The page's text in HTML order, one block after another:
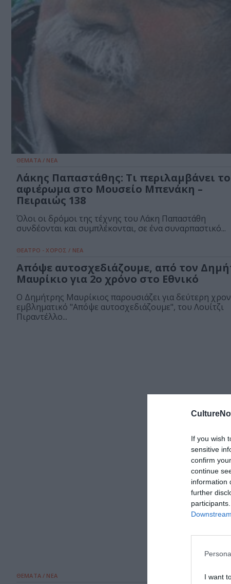
If you wish
sensitive
confirm
continue
information
further
I want
ΘΕΜΑΤΑ / ΝΕΑ
Λάκης Παπαστάθης: Τι περιλαμβάνει το
αφιέρωμα στο Μουσείο Μπενάκη –
Πειραιώς 138
Όλοι οι δρόμοι της τέχνης του Λάκη Παπαστάθη
συνδέονται και συμπλέκονται, σε ένα συναρπαστικό...
ΘΕΑΤΡΟ - ΧΟΡΟΣ / ΝΕΑ
Απόψε αυτοσχεδιάζουμε, από τον
Μαυρίκιο για 2ο χρόνο στο Εθνικό
Ο Δημήτρης Μαυρίκιος παρουσιάζει για δεύτερη
εμβληματικό "Απόψε αυτοσχεδιάζουμε", του Λουίτζι
Πιραντέλλο...
ΘΕΜΑΤΑ / ΝΕΑ